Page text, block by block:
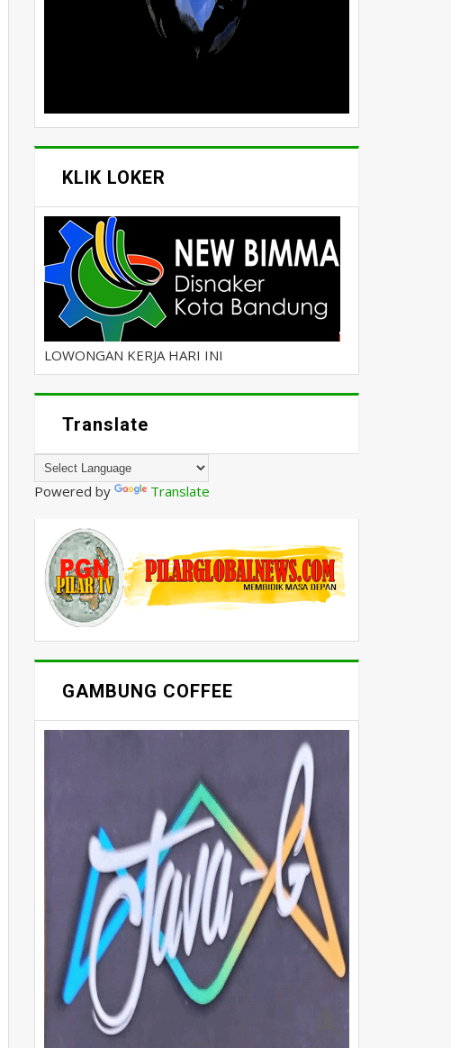
KLIK LOKER
LOWONGAN KERJA HARI INI
Translate
Powered by Translate
GAMBUNG COFFEE